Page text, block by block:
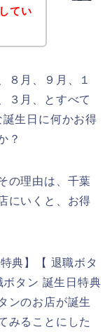
てい
８月、９月、１
３月、とすべて
生日に何かお得
？
の理由は、千葉
にいくと、お得
典】【 退職ボタ
タン 誕生日特典
ンのお店が誕生
みることにした